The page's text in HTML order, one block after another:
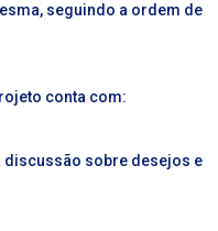
seguindo a ordem de
conta com:
discussão sobre desejos e